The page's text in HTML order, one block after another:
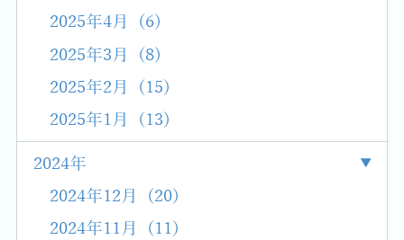
2025年4月 (6)
2025年3月 (8)
2025年2月 (15)
2025年1月 (13)
2024年
2024年12月 (20)
2024年11月 (11)